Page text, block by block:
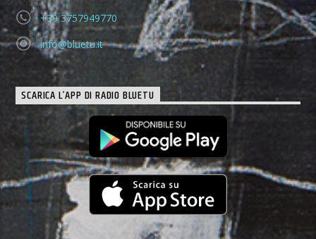
+39 3757949770
info@bluetu.it
SCARICA L’APP DI RADIO BLUETU